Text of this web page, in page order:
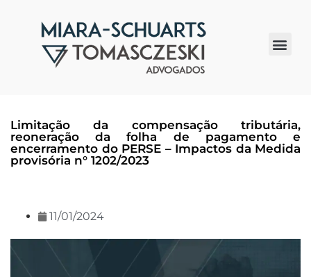
Limitação da compensação tributária,
reoneração da folha de pagamento e
encerramento do PERSE – Impactos da Medida
provisória n° 1202/2023
11/01/2024